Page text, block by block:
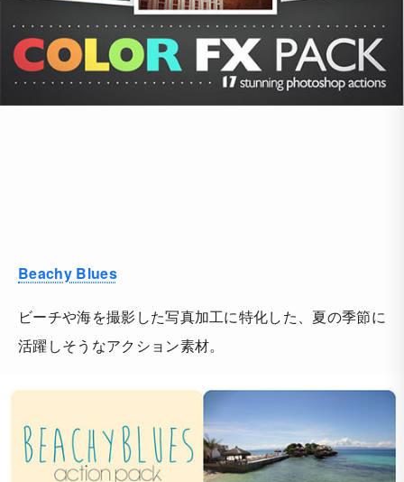
Beachy Blues
ビーチや海を撮影した写真加工に特化した、夏の季節に
活躍しそうなアクション素材。